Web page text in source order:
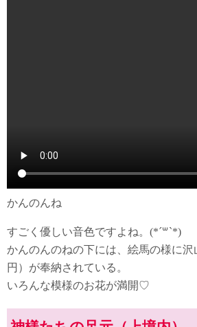
かんのんね
すごく優しい音色ですよね。(*´꒳`*)
かんのんのねの下には、絵馬の様に沢
円）が奉納されている。
いろんな模様のお花が満開♡